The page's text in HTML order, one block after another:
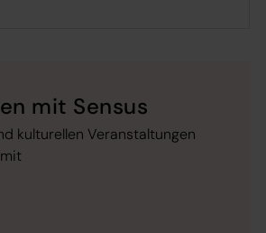
mit Sensus
kulturellen Veranstaltungen